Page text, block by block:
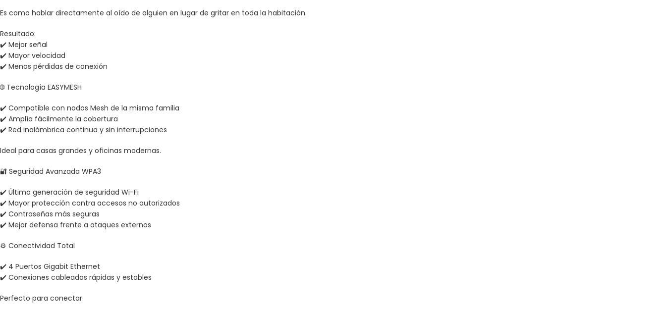
Es como hablar directamente al oído de alguien en lugar de gritar en toda la habitación.
Resultado:
✔️ Mejor señal
✔️ Mayor velocidad
✔️ Menos pérdidas de conexión
🌐 Tecnología EASYMESH
✔️ Compatible con nodos Mesh de la misma familia
✔️ Amplía fácilmente la cobertura
✔️ Red inalámbrica continua y sin interrupciones
Ideal para casas grandes y oficinas modernas.
🔐 Seguridad Avanzada WPA3
✔️ Última generación de seguridad Wi-Fi
✔️ Mayor protección contra accesos no autorizados
✔️ Contraseñas más seguras
✔️ Mejor defensa frente a ataques externos
⚙️ Conectividad Total
✔️ 4 Puertos Gigabit Ethernet
✔️ Conexiones cableadas rápidas y estables
Perfecto para conectar: